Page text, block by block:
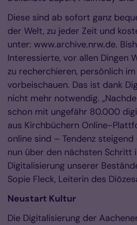
Diese sind ab sofort ganz
der Welt, zu jeder Zeit und
unter: www.archive.nrw.de.
Interessierte, vor allen Dingen
zu recherchieren, persönlich
vorbeischauen. Das ist dank
nicht mehr notwendig.
schon mit ungefähr 80.000
aus Kirchbüchern Online-
online sind – Tendenz
nun über den nächsten Schritt
Digitalisierung unserer
Sopie Fleck, Leiterin des
Neustart Kultur
Die Digitalisierung der